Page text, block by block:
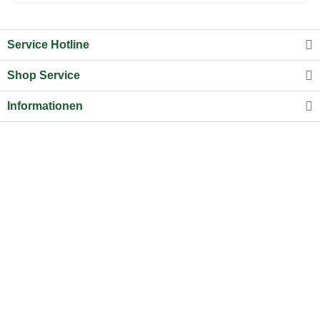
Service Hotline
Shop Service
Informationen